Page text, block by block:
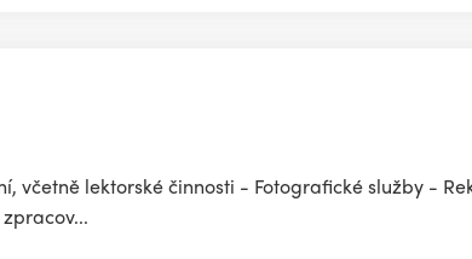
včetně lektorské činnosti - Fotografické služby -